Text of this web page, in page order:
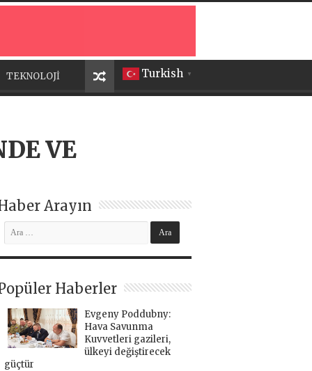
Turkish ▼
TEKNOLOJİ
VE
Arayın
Haberler
Evgeny Poddubny:
Hava Savunma
Kuvvetleri gazileri,
ülkeyi değiştirecek
güçtür